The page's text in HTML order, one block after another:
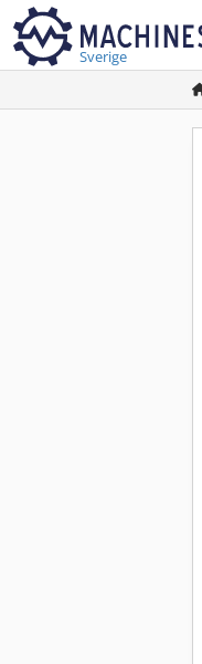
Sverige